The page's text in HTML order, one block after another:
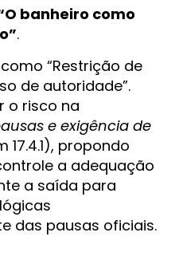
banheiro como
.
“Restrição de
de autoridade”.
o risco na
e exigência de
17.4.1), propondo
a adequação
a saída para
das pausas oficiais.